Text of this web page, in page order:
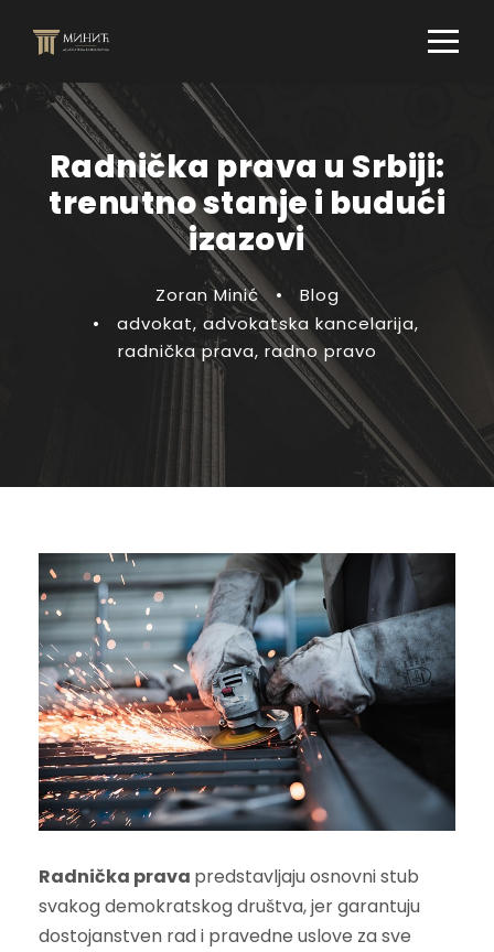
Radnička prava u Srbiji:
trenutno stanje i budući
izazovi
Zoran Minić •
Blog
•
advokat, advokatska kancelarija,
radnička prava, radno pravo
Radnička prava predstavljaju osnovni stub
svakog demokratskog društva, jer garantuju
dostojanstven rad i pravedne uslove za sve